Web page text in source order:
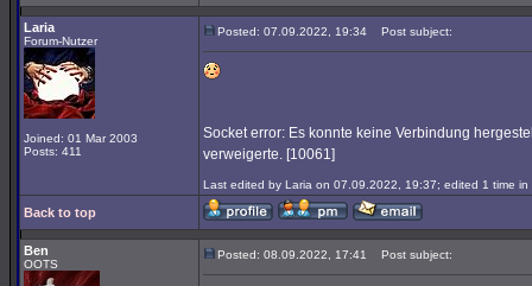
Laria
Forum-Nutzer
Joined: 01 Mar 2003
Posts: 411
Posted: 07.09.2022, 19:34 Post subject:
Socket error: Es konnte keine Verbindung
verweigerte. [10061]
Last edited by Laria on 07.09.2022, 19:37; edited 1 time in
Back to top
Ben
OOTS
Posted: 08.09.2022, 17:41 Post subject: